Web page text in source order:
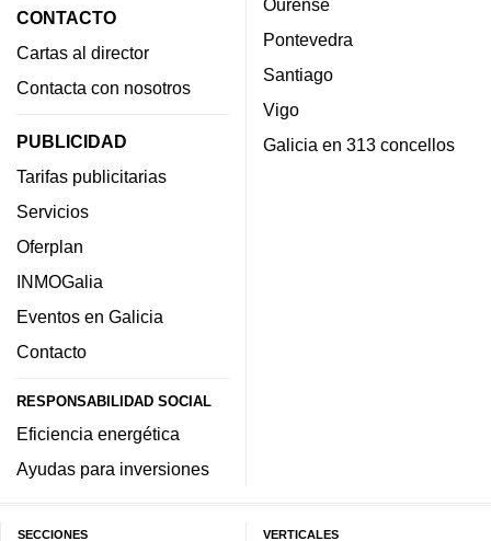
CONTACTO
Cartas al director
Contacta con nosotros
PUBLICIDAD
Tarifas publicitarias
Servicios
Oferplan
INMOGalia
Eventos en Galicia
Contacto
RESPONSABILIDAD SOCIAL
Eficiencia energética
Ayudas para inversiones
Ourense
Pontevedra
Santiago
Vigo
Galicia en 313 concellos
SECCIONES VERTICALES